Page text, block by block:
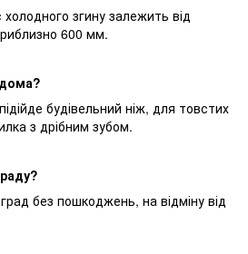
холодного згину залежить від
600 мм.
будівельний ніж, для товстих
з дрібним зубом.
без пошкоджень, на відміну від